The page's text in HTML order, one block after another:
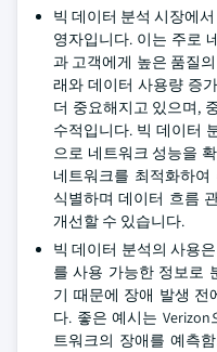
빅 데이터 분석 시장에
영자입니다. 이는 주로
과 고객에게 높은 품질
래와 데이터 사용량 증
더 중요해지고 있으며,
수적입니다. 빅 데이터
으로 네트워크 성능을
네트워크를 최적화하
식별하며 데이터 흐름
개선할 수 있습니다.
빅 데이터 분석의 사용
를 사용 가능한 정보로
기 때문에 장애 발생 전
다. 좋은 예시는
트워크의 장애를 예측